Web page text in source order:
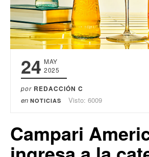
24 MAY
2025
por REDACCIÓN C
en NOTICIAS Visto: 6009
Campari